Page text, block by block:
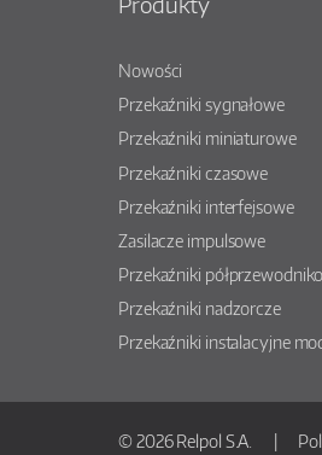
Nowości
Przekaźniki sygnałowe
Przekaźniki miniaturowe
Przekaźniki czasowe
Przekaźniki interfejsowe
Zasilacze impulsowe
Przekaźniki
Przekaźniki nadzorcze
Przekaźniki instalacyjne
© 2026 Relpol S.A.